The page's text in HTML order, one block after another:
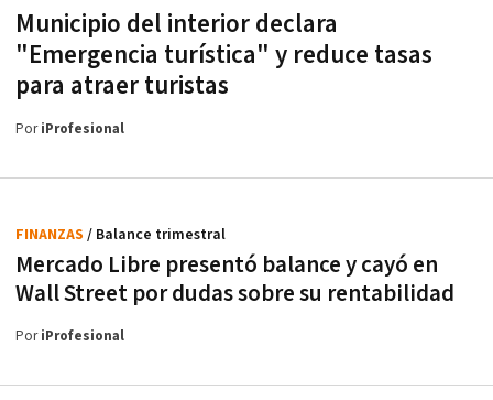
Municipio del interior declara
"Emergencia turística" y reduce tasas
para atraer turistas
PoriProfesional
Mercado Libre presentó balance y cayó en
Wall Street por dudas sobre su rentabilidad
FINANZAS / Balance trimestral
PoriProfesional